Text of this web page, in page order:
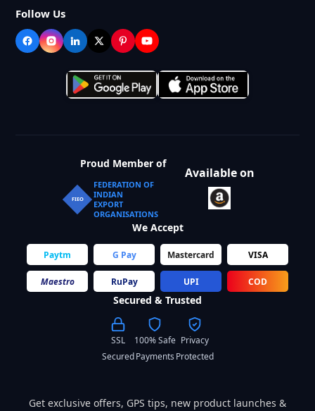
Follow Us
Proud Member of
FIEO
FEDERATION OF
INDIAN
EXPORT
ORGANISATIONS
Available on
We Accept
Paytm G Pay Mastercard VISA
Maestro RuPay UPI COD
Secured & Trusted
SSL
Secured
100% Safe
Payments
Privacy
Protected
Get exclusive offers, GPS tips, new product launches &